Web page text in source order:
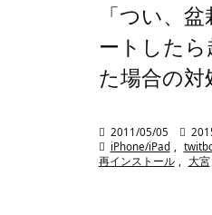
「つい、
ートした
た場合の
 2011/05/05 
 iPhone/iPad ,
再インストール , 大宮